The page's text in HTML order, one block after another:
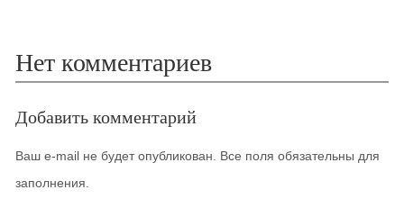
Нет комментариев
Добавить комментарий
Ваш e-mail не будет опубликован. Все поля обязательны для
заполнения.